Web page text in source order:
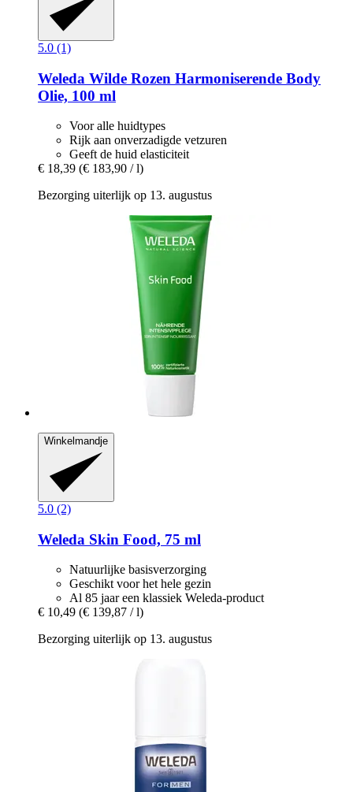
5.0 (1)
Weleda Wilde Rozen Harmoniserende Body
Olie, 100 ml
Voor alle huidtypes
Rijk aan onverzadigde vetzuren
Geeft de huid elasticiteit
€ 18,39 (€ 183,90 / l)
Bezorging uiterlijk op 13. augustus
Winkelmandje
5.0 (2)
Weleda Skin Food, 75 ml
Natuurlijke basisverzorging
Geschikt voor het hele gezin
Al 85 jaar een klassiek Weleda-product
€ 10,49 (€ 139,87 / l)
Bezorging uiterlijk op 13. augustus